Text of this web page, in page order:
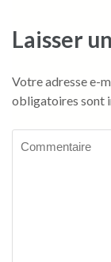
Laisser
Votre adresse e-
obligatoires sont